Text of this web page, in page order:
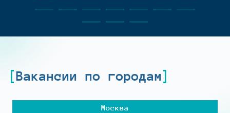
Вакансии по городам
Москва